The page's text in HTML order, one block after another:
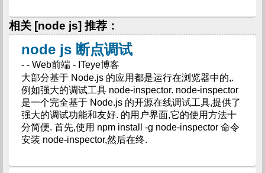
相关 [node js] 推荐：
node js 断点调试
- - Web前端 - ITeye博客
大部分基于 Node.js 的应用都是运行在浏览器中的,.
例如强大的调试工具 node-inspector. node-inspector
是一个完全基于 Node.js 的开源在线调试工具,提供了
强大的调试功能和友好. 的用户界面,它的使用方法十
分简便. 首先,使用 npm install -g node-inspector 命令
安装 node-inspector,然后在终.